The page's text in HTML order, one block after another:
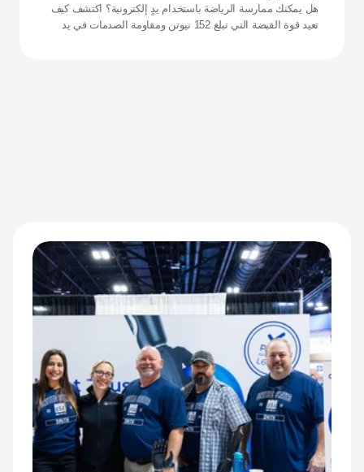
هل يمكنك ممارسة الرياضة باستخدام يدٍ إلكترونية؟ اكتشف كيف
تعيد قوة القبضة التي تبلغ 152 نيوتن ومقاومة الصدمات في يد